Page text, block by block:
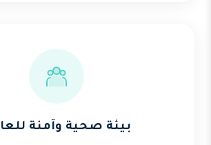
بيئة صحية وآمنة